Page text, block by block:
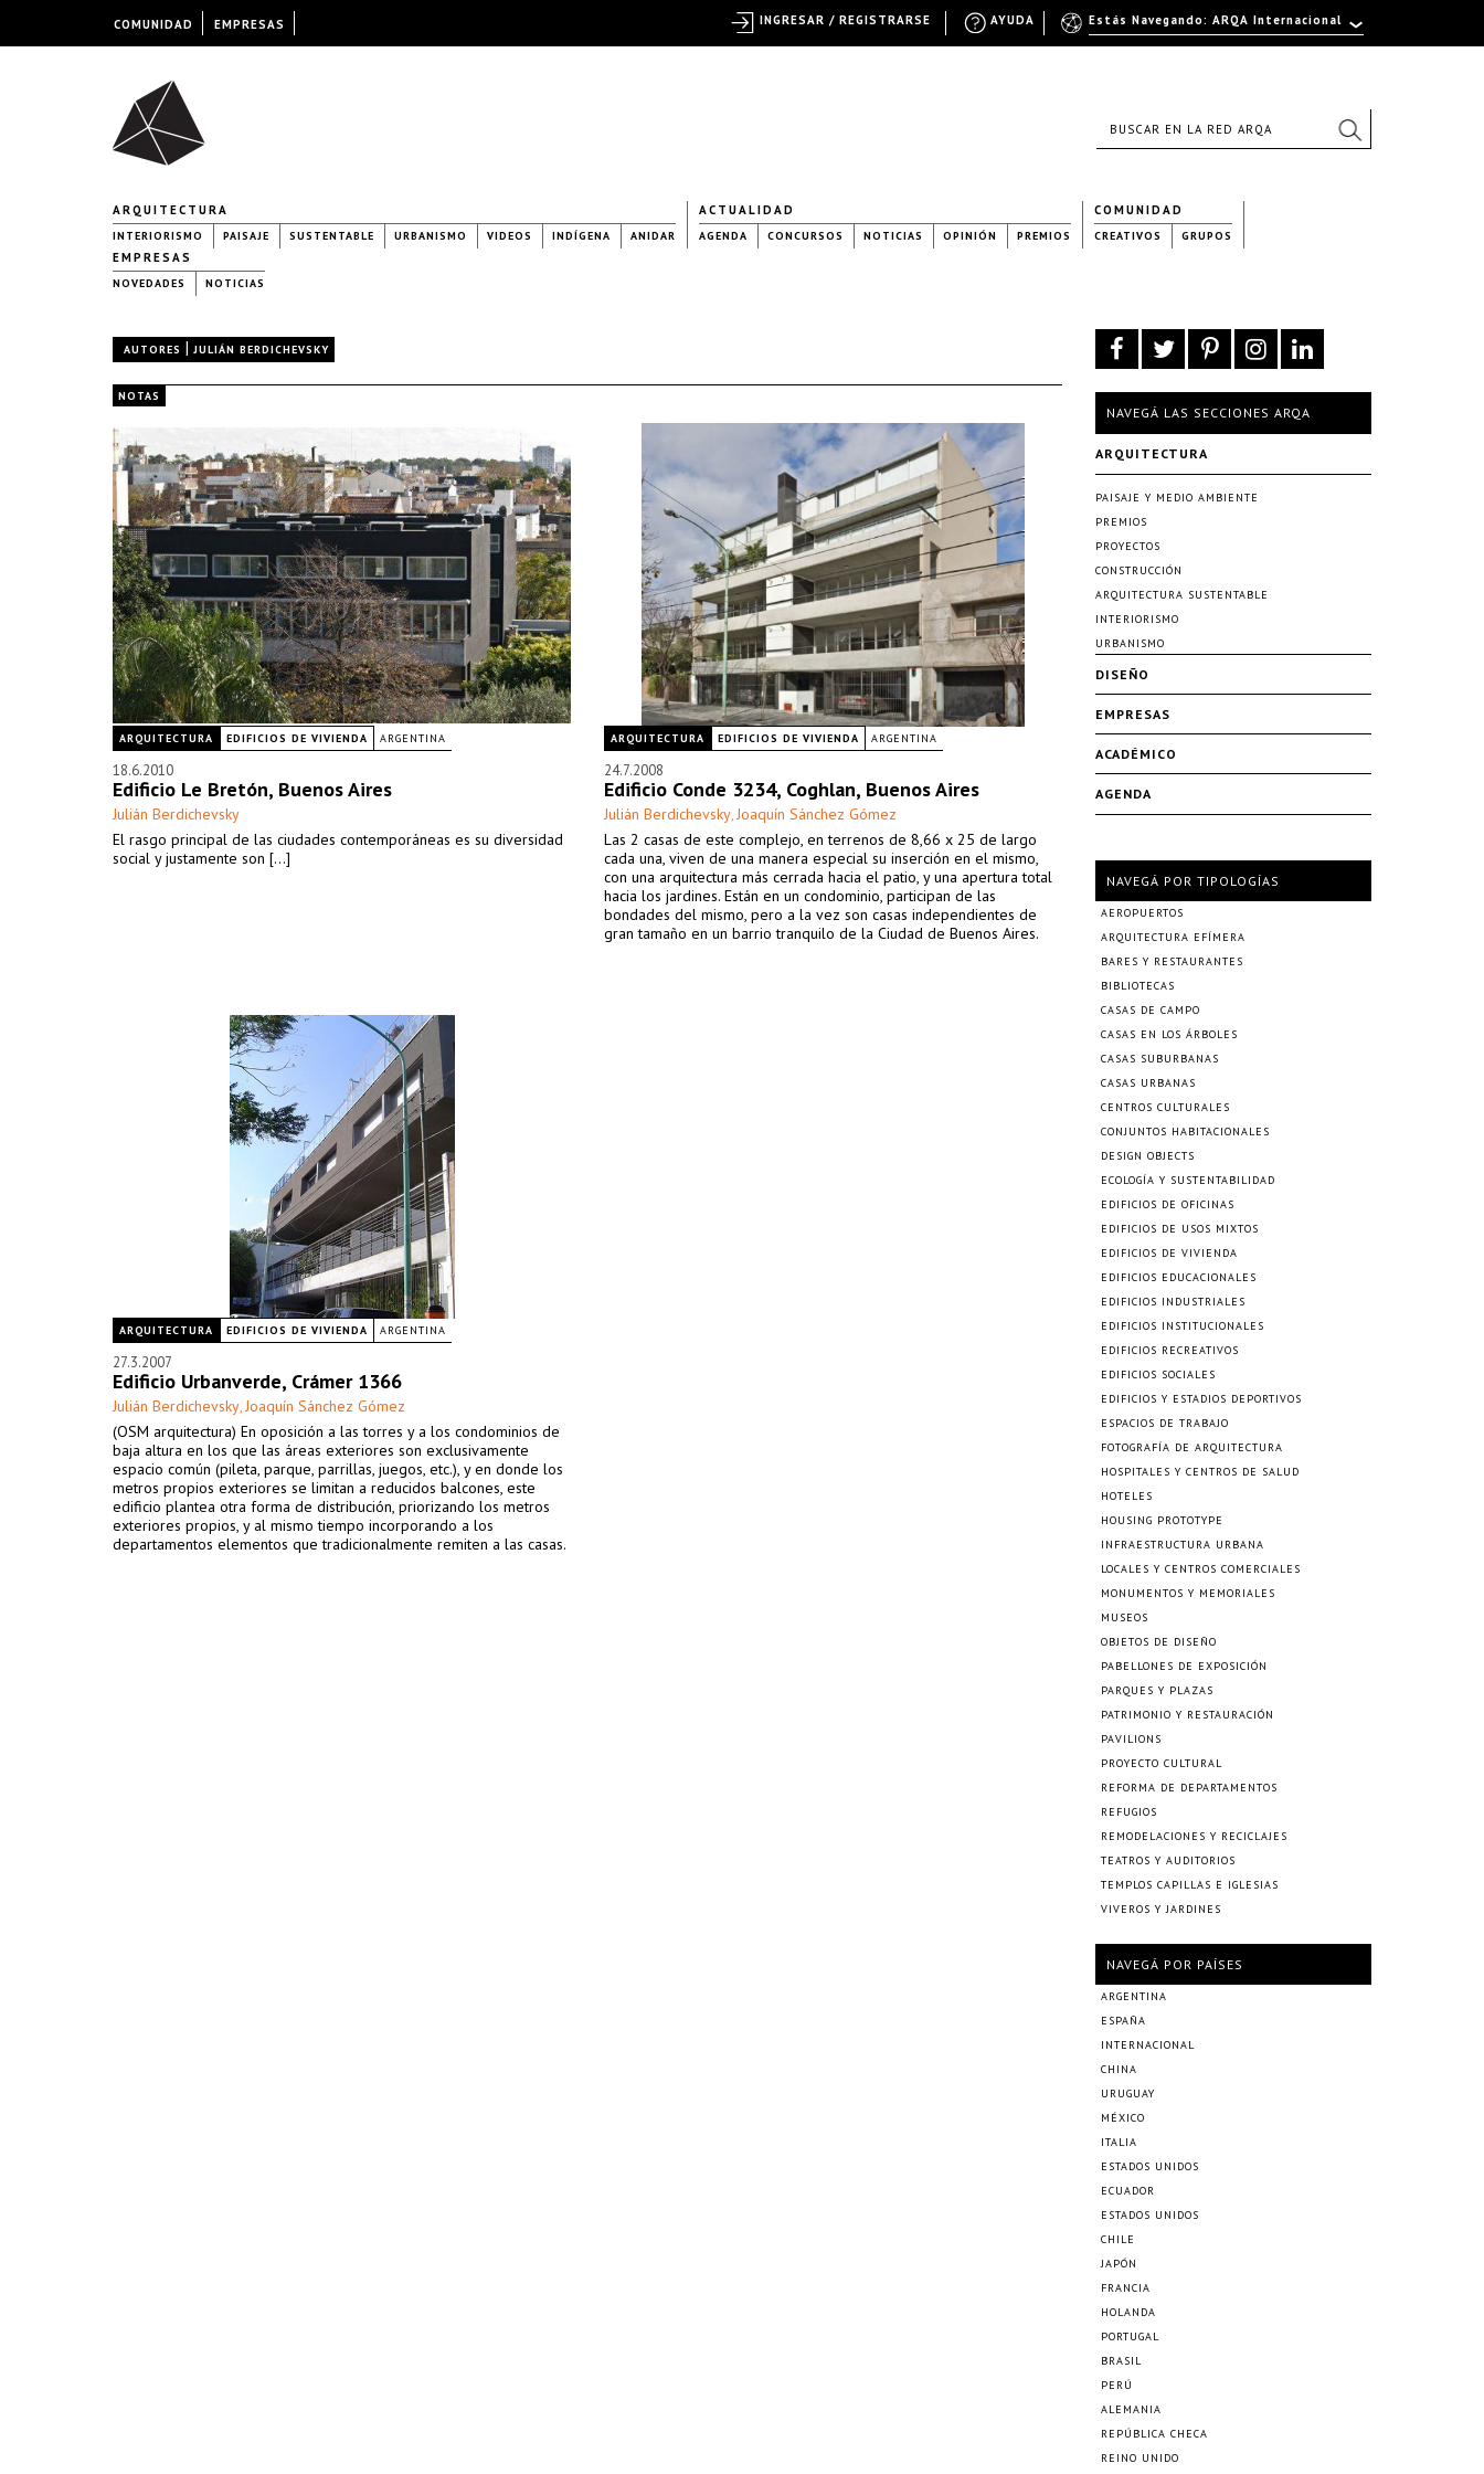
ARQUITECTURA
INTERIORISMO PAISAJE SUSTENTABLE URBANISMO VIDEOS INDÍGENA ANIDAR
ACTUALIDAD
AGENDA CONCURSOS NOTICIAS OPINIÓN PREMIOS
COMUNIDAD
CREATIVOS GRUPOS
EMPRESAS
NOVEDADES NOTICIAS
AUTORES | JULIÁN BERDICHEVSKY
NOTAS
ARQUITECTURA EDIFICIOS DE VIVIENDA ARGENTINA
18.6.2010
Edificio Le Bretón, Buenos Aires
Julián Berdichevsky
El rasgo principal de las ciudades contemporáneas es su diversidad
social y justamente son [...]
ARQUITECTURA EDIFICIOS DE VIVIENDA ARGENTINA
24.7.2008
Edificio Conde 3234, Coghlan, Buenos Aires
Julián Berdichevsky, Joaquín Sánchez Gómez
Las 2 casas de este complejo, en terrenos de 8,66 x 25 de largo
cada una, viven de una manera especial su inserción en el mismo,
con una arquitectura más cerrada hacia el patio, y una apertura total
hacia los jardines. Están en un condominio, participan de las
bondades del mismo, pero a la vez son casas independientes de
gran tamaño en un barrio tranquilo de la Ciudad de Buenos Aires.
ARQUITECTURA EDIFICIOS DE VIVIENDA ARGENTINA
27.3.2007
Edificio Urbanverde, Crámer 1366
Julián Berdichevsky, Joaquín Sánchez Gómez
(OSM arquitectura) En oposición a las torres y a los condominios de
baja altura en los que las áreas exteriores son exclusivamente
espacio común (pileta, parque, parrillas, juegos, etc.), y en donde los
metros propios exteriores se limitan a reducidos balcones, este
edificio plantea otra forma de distribución, priorizando los metros
exteriores propios, y al mismo tiempo incorporando a los
departamentos elementos que tradicionalmente remiten a las casas.
NAVEGÁ LAS SECCIONES ARQA
ARQUITECTURA
PAISAJE Y MEDIO AMBIENTE
PREMIOS
PROYECTOS
CONSTRUCCIÓN
ARQUITECTURA SUSTENTABLE
INTERIORISMO
URBANISMO
DISEÑO
EMPRESAS
ACADÉMICO
AGENDA
NAVEGÁ POR TIPOLOGÍAS
AEROPUERTOS
ARQUITECTURA EFÍMERA
BARES Y RESTAURANTES
BIBLIOTECAS
CASAS DE CAMPO
CASAS EN LOS ÁRBOLES
CASAS SUBURBANAS
CASAS URBANAS
CENTROS CULTURALES
CONJUNTOS HABITACIONALES
DESIGN OBJECTS
ECOLOGÍA Y SUSTENTABILIDAD
EDIFICIOS DE OFICINAS
EDIFICIOS DE USOS MIXTOS
EDIFICIOS DE VIVIENDA
EDIFICIOS EDUCACIONALES
EDIFICIOS INDUSTRIALES
EDIFICIOS INSTITUCIONALES
EDIFICIOS RECREATIVOS
EDIFICIOS SOCIALES
EDIFICIOS Y ESTADIOS DEPORTIVOS
ESPACIOS DE TRABAJO
FOTOGRAFÍA DE ARQUITECTURA
HOSPITALES Y CENTROS DE SALUD
HOTELES
HOUSING PROTOTYPE
INFRAESTRUCTURA URBANA
LOCALES Y CENTROS COMERCIALES
MONUMENTOS Y MEMORIALES
MUSEOS
OBJETOS DE DISEÑO
PABELLONES DE EXPOSICIÓN
PARQUES Y PLAZAS
PATRIMONIO Y RESTAURACIÓN
PAVILIONS
PROYECTO CULTURAL
REFORMA DE DEPARTAMENTOS
REFUGIOS
REMODELACIONES Y RECICLAJES
TEATROS Y AUDITORIOS
TEMPLOS CAPILLAS E IGLESIAS
VIVEROS Y JARDINES
NAVEGÁ POR PAÍSES
ARGENTINA
ESPAÑA
INTERNACIONAL
CHINA
URUGUAY
MÉXICO
ITALIA
ESTADOS UNIDOS
ECUADOR
ESTADOS UNIDOS
CHILE
JAPÓN
FRANCIA
HOLANDA
PORTUGAL
BRASIL
PERÚ
ALEMANIA
REPÚBLICA CHECA
REINO UNIDO
COMUNIDAD EMPRESAS Estás Navegando: ARQA Internacional
AYUDA
INGRESAR / REGISTRARSE